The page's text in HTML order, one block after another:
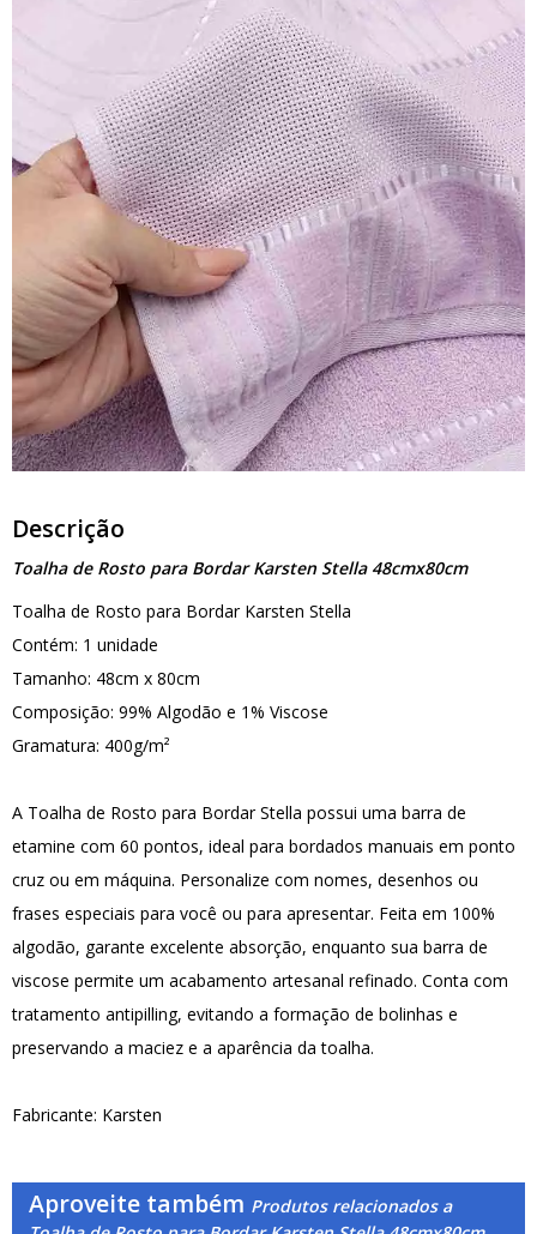
Descrição
Toalha de Rosto para Bordar Karsten Stella 48cmx80cm
Toalha de Rosto para Bordar Karsten Stella
Contém: 1 unidade
Tamanho: 48cm x 80cm
Composição: 99% Algodão e 1% Viscose
Gramatura: 400g/m²
A Toalha de Rosto para Bordar Stella possui uma barra de
etamine com 60 pontos, ideal para bordados manuais em ponto
cruz ou em máquina. Personalize com nomes, desenhos ou
frases especiais para você ou para apresentar. Feita em 100%
algodão, garante excelente absorção, enquanto sua barra de
viscose permite um acabamento artesanal refinado. Conta com
tratamento antipilling, evitando a formação de bolinhas e
preservando a maciez e a aparência da toalha.
Fabricante: Karsten
Aproveite também Produtos relacionados a